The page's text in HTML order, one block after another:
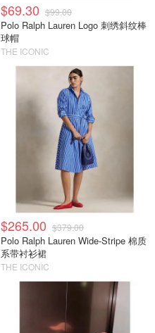
$69.30 $99.00
Polo Ralph Lauren Logo 刺绣斜纹棒
球帽
THE ICONIC
$265.00 $379.00
Polo Ralph Lauren Wide-Stripe 棉质
系带衬衫裙
THE ICONIC